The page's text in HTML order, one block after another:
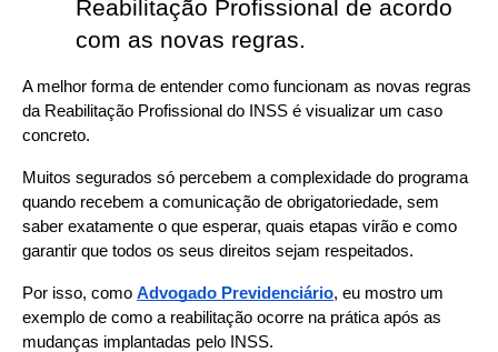
Reabilitação Profissional de acordo
com as novas regras.
A melhor forma de entender como funcionam as novas regras
da Reabilitação Profissional do INSS é visualizar um caso
concreto.
Muitos segurados só percebem a complexidade do programa
quando recebem a comunicação de obrigatoriedade, sem
saber exatamente o que esperar, quais etapas virão e como
garantir que todos os seus direitos sejam respeitados.
Por isso, como Advogado Previdenciário, eu mostro um
exemplo de como a reabilitação ocorre na prática após as
mudanças implantadas pelo INSS.